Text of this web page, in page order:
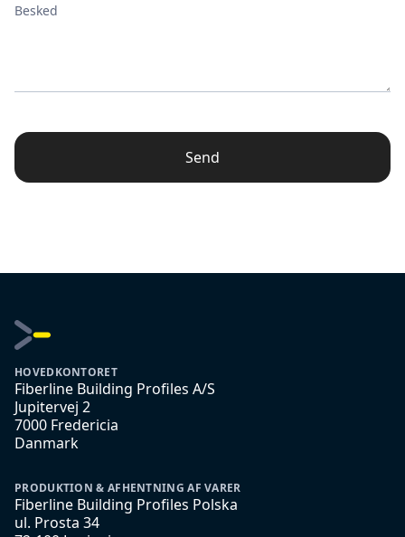
Besked
Send
HOVEDKONTORET
Fiberline Building Profiles A/S
Jupitervej 2
7000 Fredericia
Danmark
PRODUKTION & AFHENTNING AF VARER
Fiberline Building Profiles Polska
ul. Prosta 34